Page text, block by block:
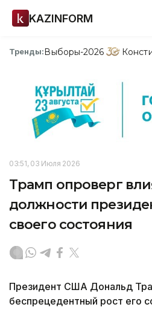
KAZINFORM
Тренды:Выборы-2026
03:51, 03 Июля 2026
Трамп опроверг
должности
своего состояния
Президент США Дональд
беспрецедентный рост его